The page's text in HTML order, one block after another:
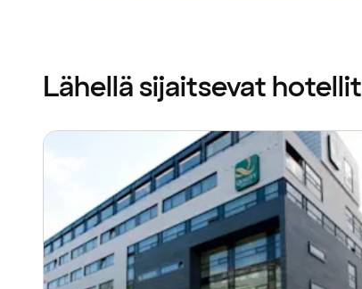
Lähellä sijaitsevat hotellit